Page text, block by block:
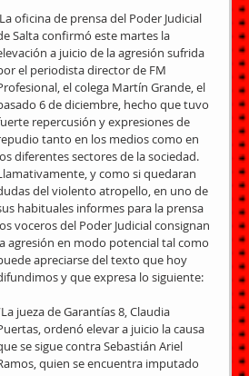
Salta confirmó este martes la
a juicio de la agresión sufrida
el periodista director de FM
el colega Martín Grande, el
6 de diciembre, hecho que tuvo
repercusión y expresiones de
tanto en los medios como en
diferentes sectores de la sociedad.
y como si quedaran
del violento atropello, en uno de
habituales informes para la prensa
voceros del Poder Judicial consignan
agresión en modo potencial tal como
apreciarse del texto que hoy
y que expresa lo siguiente:
jueza de Garantías 8, Claudia
ordenó elevar a juicio la causa
se sigue contra Sebastián Ariel
quien se encuentra imputado